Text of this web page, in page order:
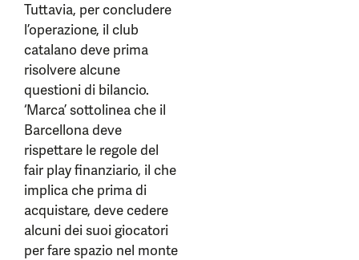
Tuttavia, per concludere
l’operazione, il club
catalano deve prima
risolvere alcune
questioni di bilancio.
‘Marca’ sottolinea che il
Barcellona deve
rispettare le regole del
fair play finanziario, il che
implica che prima di
acquistare, deve cedere
alcuni dei suoi giocatori
per fare spazio nel monte